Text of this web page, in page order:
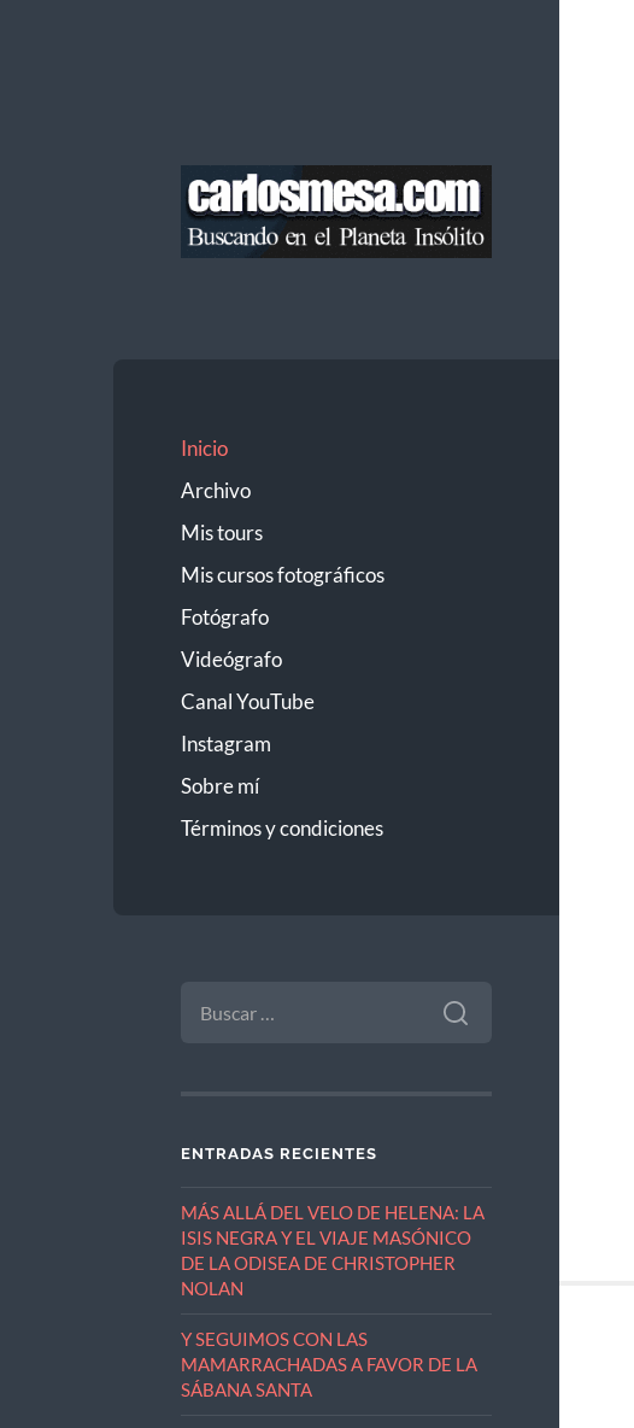
Inicio
Archivo
Mis tours
Mis cursos fotográficos
Fotógrafo
Videógrafo
Canal YouTube
Instagram
Sobre mí
Términos y condiciones
ENTRADAS RECIENTES
MÁS ALLÁ DEL VELO DE HELENA: LA
ISIS NEGRA Y EL VIAJE MASÓNICO
DE LA ODISEA DE CHRISTOPHER
NOLAN
Y SEGUIMOS CON LAS
MAMARRACHADAS A FAVOR DE LA
SÁBANA SANTA